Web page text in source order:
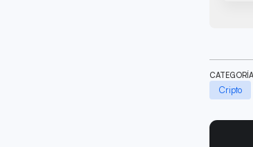
CATEGORÍA
Cripto